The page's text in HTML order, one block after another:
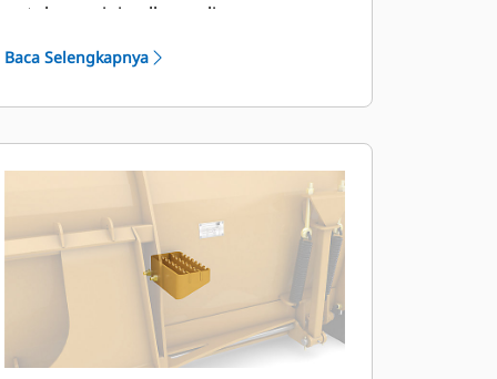
untuk meminimalkan salju yang
memberikan topangan yang sempurna
Baca Selengkapnya